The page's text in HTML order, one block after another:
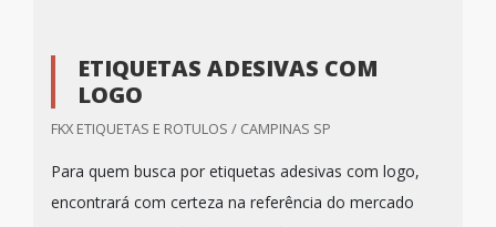
ETIQUETAS ADESIVAS COM
LOGO
FKX ETIQUETAS E ROTULOS / CAMPINAS SP
Para quem busca por etiquetas adesivas com logo,
encontrará com certeza na referência do mercado